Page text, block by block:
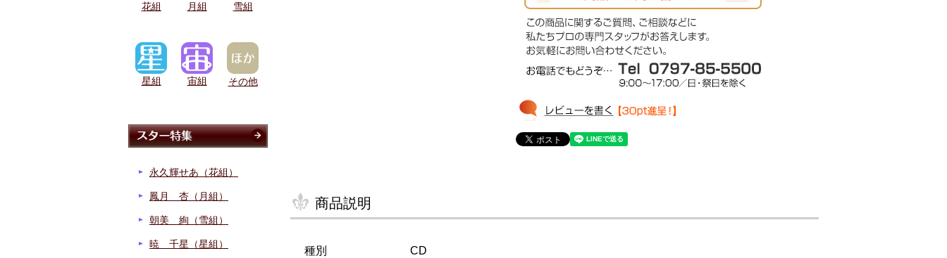
商品説明
種別 CD
花組 月組 雪組
星組 宙組 その他
永久輝せあ（花組）
鳳月 杏（月組）
朝美 絢（雪組）
暁 千星（星組）